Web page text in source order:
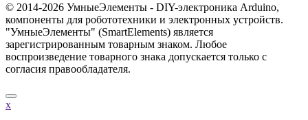
© 2014-2026 УмныеЭлементы - DIY-электроника Arduino,
компоненты для робототехники и электронных устройств.
"УмныеЭлементы" (SmartElements) является
зарегистрированным товарным знаком. Любое
воспроизведение товарного знака допускается только с
согласия правообладателя.
x